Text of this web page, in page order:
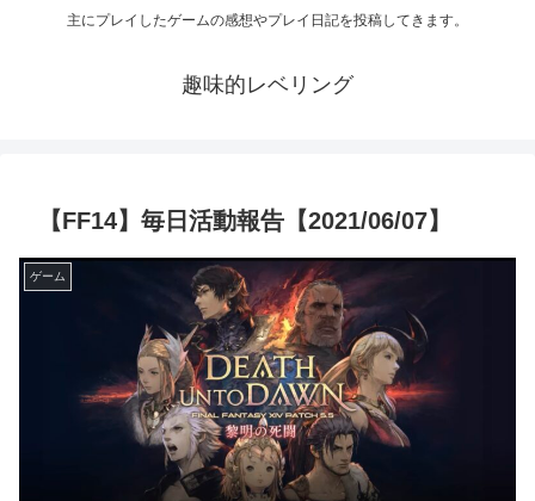
主にプレイしたゲームの感想やプレイ日記を投稿してきます。
趣味的レベリング
【FF14】毎日活動報告【2021/06/07】
ゲーム